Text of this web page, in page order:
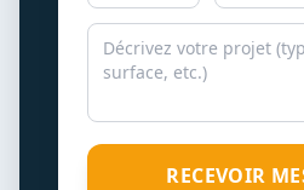
RECEVOIR